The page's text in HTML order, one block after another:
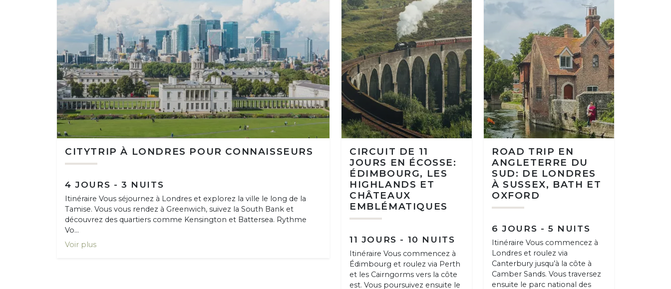
CITYTRIP À LONDRES POUR CONNAISSEURS
4 JOURS - 3 NUITS
Itinéraire Vous séjournez à Londres et explorez la ville le long de la
Tamise. Vous vous rendez à Greenwich, suivez la South Bank et
découvrez des quartiers comme Kensington et Battersea. Rythme
Vo...
Voir plus
CIRCUIT DE 11
JOURS EN ÉCOSSE:
ÉDIMBOURG, LES
HIGHLANDS ET
CHÂTEAUX
EMBLÉMATIQUES
11 JOURS - 10 NUITS
Itinéraire Vous commencez à
Édimbourg et roulez via Perth
et les Cairngorms vers la côte
est. Vous poursuivez ensuite le
ROAD TRIP EN
ANGLETERRE DU
SUD: DE LONDRES
À SUSSEX, BATH ET
OXFORD
6 JOURS - 5 NUITS
Itinéraire Vous commencez à
Londres et roulez via
Canterbury jusqu’à la côte à
Camber Sands. Vous traversez
ensuite le parc national des